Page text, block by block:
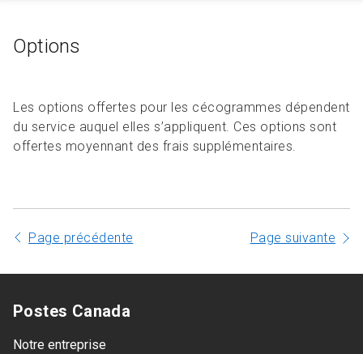
Options
Les options offertes pour les cécogrammes dépendent
du service auquel elles s’appliquent. Ces options sont
offertes moyennant des frais supplémentaires.
Page précédente Page suivante
Postes Canada
Notre entreprise